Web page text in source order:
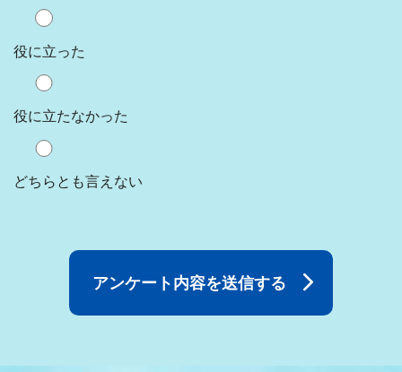
役に立った
役に立たなかった
どちらとも言えない